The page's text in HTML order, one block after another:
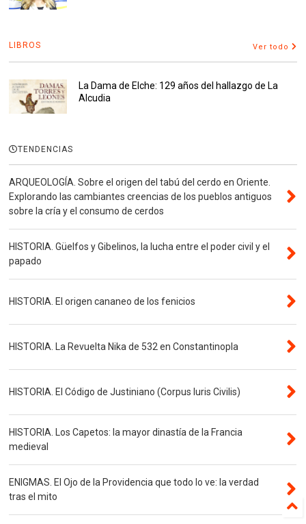
LIBROS Ver todo
La Dama de Elche: 129 años del hallazgo de La
Alcudia
TENDENCIAS
ARQUEOLOGÍA. Sobre el origen del tabú del cerdo en Oriente.
Explorando las cambiantes creencias de los pueblos antiguos
sobre la cría y el consumo de cerdos
HISTORIA. Güelfos y Gibelinos, la lucha entre el poder civil y el
papado
HISTORIA. El origen cananeo de los fenicios
HISTORIA. La Revuelta Nika de 532 en Constantinopla
HISTORIA. El Código de Justiniano (Corpus Iuris Civilis)
HISTORIA. Los Capetos: la mayor dinastía de la Francia
medieval
ENIGMAS. El Ojo de la Providencia que todo lo ve: la verdad
tras el mito